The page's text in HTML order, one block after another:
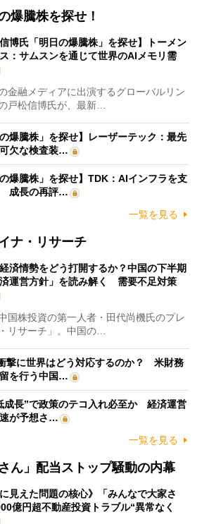
爆騰株を探せ！
信博氏「明日の爆騰株」を探せ】トーメン
：サムスンを通じて世界のAIメモリ需
金融メディアに出演するグローバルリン
戸松信博氏が、最新…
爆騰株」を探せ】レーザーテック：最先
欠な検査装…
爆騰株」を探せ】TDK：AIインフラを支
成長の再評…
一覧を見る
ナ・リサーチ
済情勢をどう打開するか？中国の下半期
運営方針」を読み解く 需要不足対策
国株投資の第一人者・田代尚機氏のプレ
リサーチ」。中国の…
撃に世界はどう対応するのか？ 米財務
を行う中国…
成長”で政策のテコ入れ必至か 経済運営
が予想さ…
一覧を見る
ん」配当ストップ騒動の内幕
に見えた問題の核心》「みんなで大家さ
億円超不動産投資トラブル“異常なく